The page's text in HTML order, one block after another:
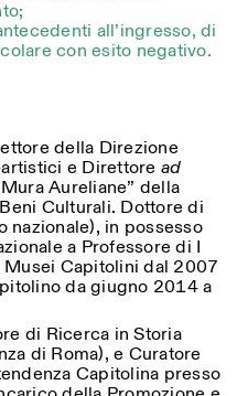
all’ingresso, di
con esito negativo.
della Direzione
e Direttore ad
Aureliane” della
Culturali. Dottore di
nazionale), in possesso
a Professore di I
Capitolini dal 2007
da giugno 2014 a
di Ricerca in Storia
di Roma), e Curatore
Capitolina presso